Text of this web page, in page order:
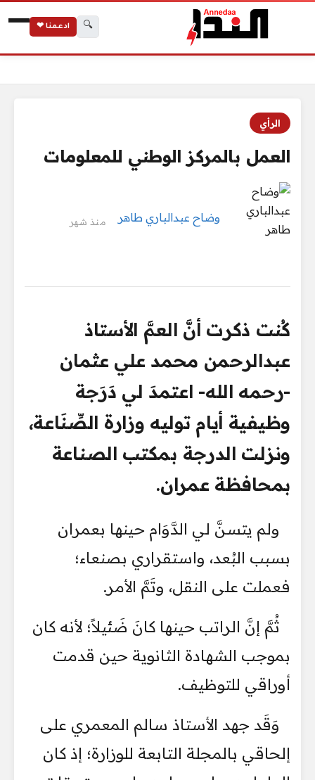
🔍 ادعمنا ❤
الرأي
العمل بالمركز الوطني للمعلومات
وضاح عبدالباري طاهر منذ شهر
كُنت ذكرت أنَّ العمَّ الأستاذ
عبدالرحمن محمد علي عثمان
-رحمه الله- اعتمدَ لي دَرَجة
وظيفية أيام توليه وزارة الصِّنَاعة،
ونزلت الدرجة بمكتب الصناعة
بمحافظة عمران.
ولم يتسنَّ لي الدَّوَام حينها بعمران
بسبب البُعد، واستقراري بصنعاء؛
فعملت على النقل، وتَمَّ الأمر.
ثُمَّ إنَّ الراتب حينها كانَ ضَئيلاً؛ لأنه كان
بموجب الشهادة الثانوية حين قدمت
أوراقي للتوظيف.
وَقَد جهد الأستاذ سالم المعمري على
إلحاقي بالمجلة التابعة للوزارة؛ إذ كان